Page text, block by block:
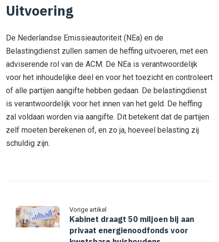
Uitvoering
De Nederlandse Emissieautoriteit (NEa) en de
Belastingdienst zullen samen de heffing uitvoeren, met een
adviserende rol van de ACM. De NEa is verantwoordelijk
voor het inhoudelijke deel en voor het toezicht en controleert
of alle partijen aangifte hebben gedaan. De belastingdienst
is verantwoordelijk voor het innen van het geld. De heffing
zal voldaan worden via aangifte. Dit betekent dat de partijen
zelf moeten berekenen of, en zo ja, hoeveel belasting zij
schuldig zijn.
Vorige artikel
Kabinet draagt 50 miljoen bij aan
privaat energienoodfonds voor